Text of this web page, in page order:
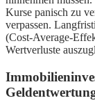
Kurse panisch zu
verpassen.
(Cost-Average-
Wertverluste